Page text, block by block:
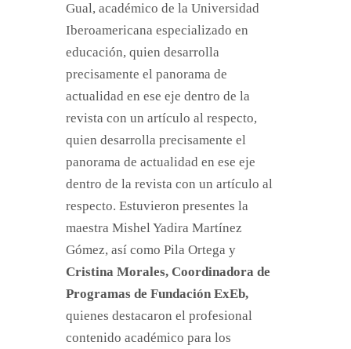
Gual, académico de la Universidad
Iberoamericana especializado en
educación, quien desarrolla
precisamente el panorama de
actualidad en ese eje dentro de la
revista con un artículo al respecto,
quien desarrolla precisamente el
panorama de actualidad en ese eje
dentro de la revista con un artículo al
respecto. Estuvieron presentes la
maestra Mishel Yadira Martínez
Gómez, así como Pila Ortega y
Cristina Morales, Coordinadora de
Programas de Fundación ExEb,
quienes destacaron el profesional
contenido académico para los